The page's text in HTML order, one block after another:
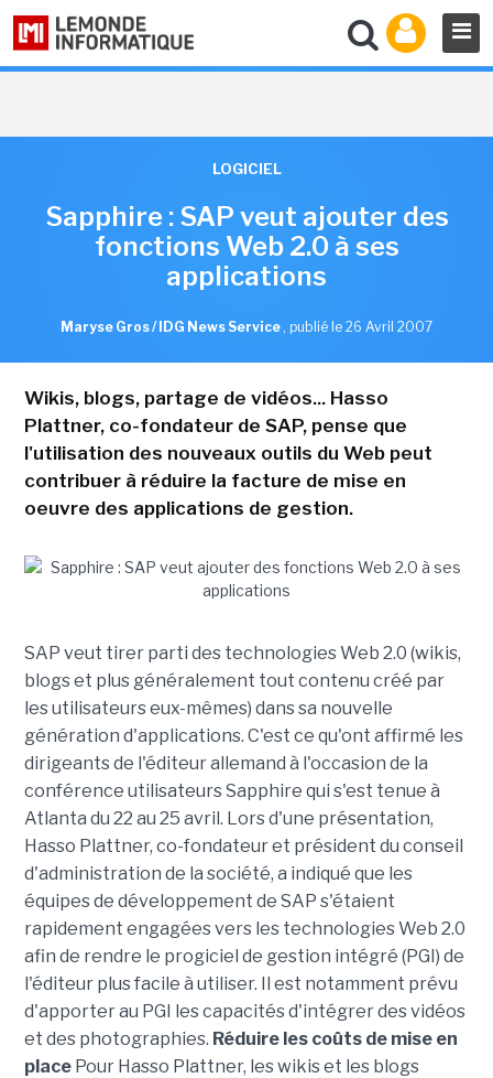
LOGICIEL
Sapphire : SAP veut ajouter des
fonctions Web 2.0 à ses
applications
Maryse Gros / IDG News Service , publié le 26 Avril 2007
Wikis, blogs, partage de vidéos... Hasso
Plattner, co-fondateur de SAP, pense que
l'utilisation des nouveaux outils du Web peut
contribuer à réduire la facture de mise en
oeuvre des applications de gestion.
SAP veut tirer parti des technologies Web 2.0 (wikis,
blogs et plus généralement tout contenu créé par
les utilisateurs eux-mêmes) dans sa nouvelle
génération d'applications. C'est ce qu'ont affirmé les
dirigeants de l'éditeur allemand à l'occasion de la
conférence utilisateurs Sapphire qui s'est tenue à
Atlanta du 22 au 25 avril. Lors d'une présentation,
Hasso Plattner, co-fondateur et président du conseil
d'administration de la société, a indiqué que les
équipes de développement de SAP s'étaient
rapidement engagées vers les technologies Web 2.0
afin de rendre le progiciel de gestion intégré (PGI) de
l'éditeur plus facile à utiliser. Il est notamment prévu
d'apporter au PGI les capacités d'intégrer des vidéos
et des photographies. Réduire les coûts de mise en
placePour Hasso Plattner, les wikis et les blogs